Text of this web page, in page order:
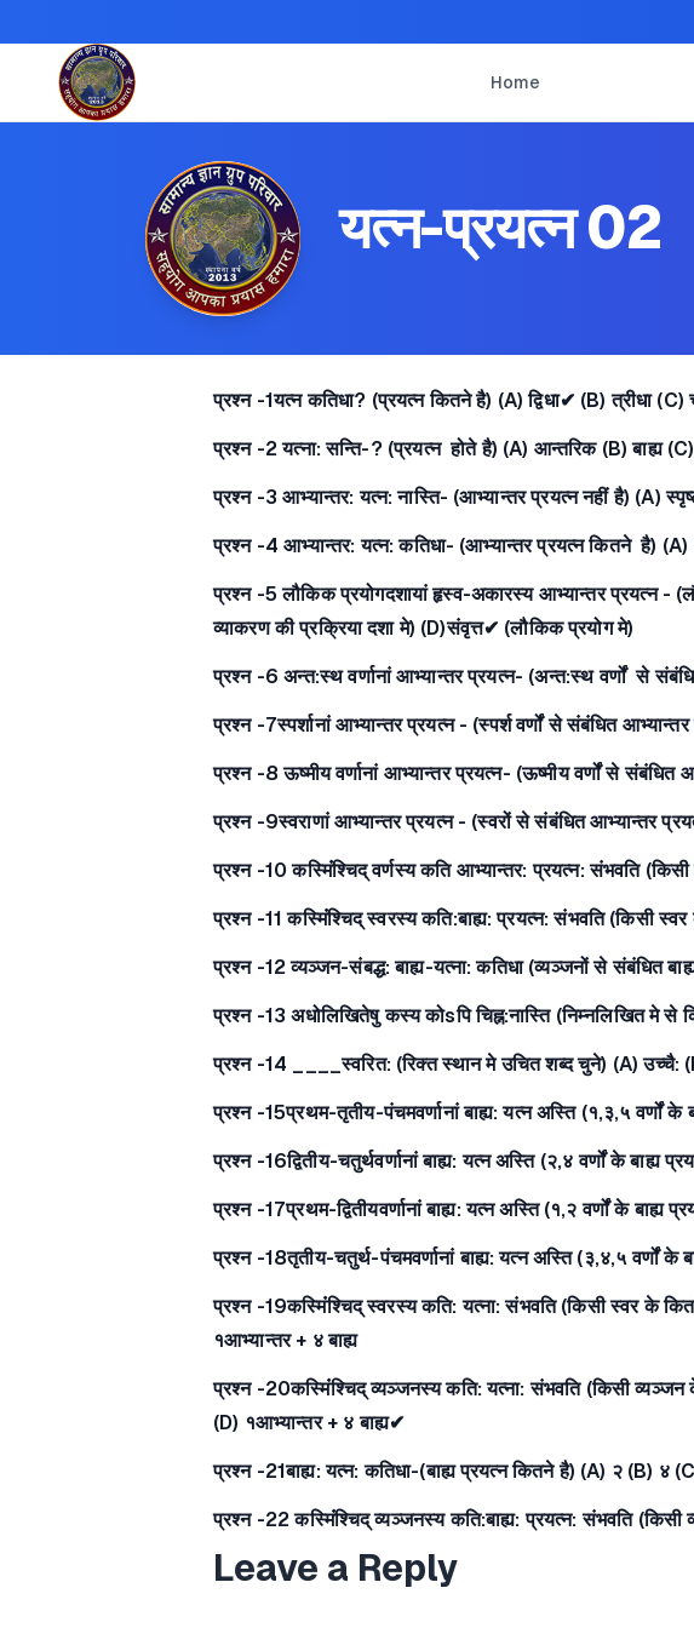
Home
यत्न-प्रयत्न 02
प्रश्न -1यत्न कतिधा? (प्रयत्न कितने है) (A) द्विधा✔ (B) त्रीधा (C)
प्रश्न -2 यत्ना: सन्ति-? (प्रयत्न होते है) (A) आन्तरिक (B) बाह्य (C)
प्रश्न -3 आभ्यान्तर: यत्न: नास्ति- (आभ्यान्तर प्रयत्न नहीं है) (A)
प्रश्न -4 आभ्यान्तर: यत्न: कतिधा- (आभ्यान्तर प्रयत्न कितने है)
प्रश्न -5 लौकिक प्रयोगदशायां हृस्व-अकारस्य आभ्यान्तर प्रयत्न -
व्याकरण की प्रक्रिया दशा मे) (D)संवृत्त✔ (लौकिक प्रयोग मे)
प्रश्न -6 अन्त:स्थ वर्णानां आभ्यान्तर प्रयत्न- (अन्त:स्थ वर्णों से
प्रश्न -7स्पर्शानां आभ्यान्तर प्रयत्न - (स्पर्श वर्णों से संबंधित
प्रश्न -8 ऊष्मीय वर्णानां आभ्यान्तर प्रयत्न- (ऊष्मीय वर्णों से संबंधित
प्रश्न -9स्वराणां आभ्यान्तर प्रयत्न - (स्वरों से संबंधित आभ्यान्तर
प्रश्न -10 कस्मिंंश्चिद् वर्णस्य कति आभ्यान्तर: प्रयत्न: संभवति
प्रश्न -11 कस्मिंंश्चिद् स्वरस्य कति:बाह्य: प्रयत्न: संभवति (किसी
प्रश्न -12 व्यञ्जन-संबद्ध: बाह्य-यत्ना: कतिधा (व्यञ्जनों से संबंधित
प्रश्न -13 अधोलिखितेषु कस्य कोsपि चिह्न:नास्ति (निम्नलिखित मे से
प्रश्न -14 ____स्वरित: (रिक्त स्थान मे उचित शब्द चुने) (A) उच्चै:
प्रश्न -15प्रथम-तृतीय-पंचमवर्णानां बाह्य: यत्न अस्ति (१,३,५ वर्णों
प्रश्न -16द्वितीय-चतुर्थवर्णानां बाह्य: यत्न अस्ति (२,४ वर्णों के
प्रश्न -17प्रथम-द्वितीयवर्णानां बाह्य: यत्न अस्ति (१,२ वर्णों के
प्रश्न -18तृतीय-चतुर्थ-पंचमवर्णानां बाह्य: यत्न अस्ति (३,४,५ वर्णों
प्रश्न -19कस्मिंंश्चिद् स्वरस्य कति: यत्ना: संभवति (किसी स्वर के
१आभ्यान्तर + ४ बाह्य
प्रश्न -20कस्मिंंश्चिद् व्यञ्जनस्य कति: यत्ना: संभवति (किसी
(D) १आभ्यान्तर + ४ बाह्य✔
प्रश्न -21बाह्य: यत्न: कतिधा-(बाह्य प्रयत्न कितने है) (A) २ (B) ४
प्रश्न -22 कस्मिंंश्चिद् व्यञ्जनस्य कति:बाह्य: प्रयत्न: संभवति
Leave a Reply